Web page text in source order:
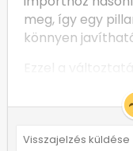
meg, így egy
könnyen
Ezzel a
lesz, és
korábbi import
módosítása